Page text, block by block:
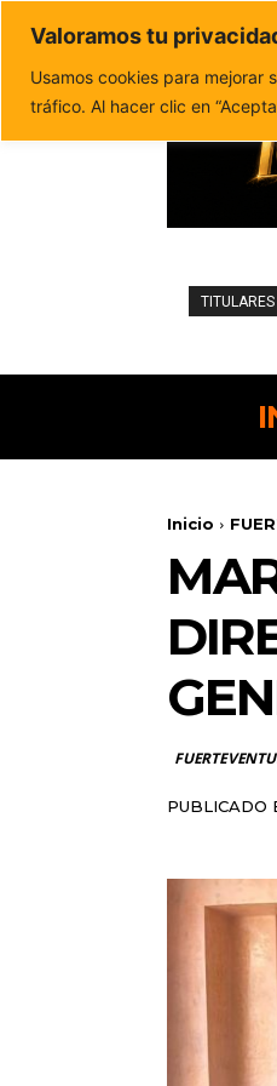
Valoramos tu
Usamos cookies para mejorar
tráfico. Al hacer clic en
Política de
TITULARES
Inicio
PUBLICADO